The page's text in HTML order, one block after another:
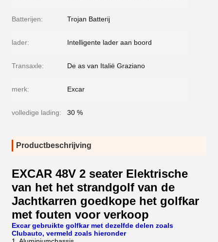
Batterijen: Trojan Batterij
lader: Intelligente lader aan boord
Transaxle: De as van Italië Graziano
merk: Excar
volledige lading: 30 %
Productbeschrijving
EXCAR 48V 2 seater Elektrische
van het het strandgolf van de
Jachtkarren goedkope het golfkar
met fouten voor verkoop
Excar gebruikte golfkar met dezelfde delen zoals
Clubauto, vermeld zoals hieronder